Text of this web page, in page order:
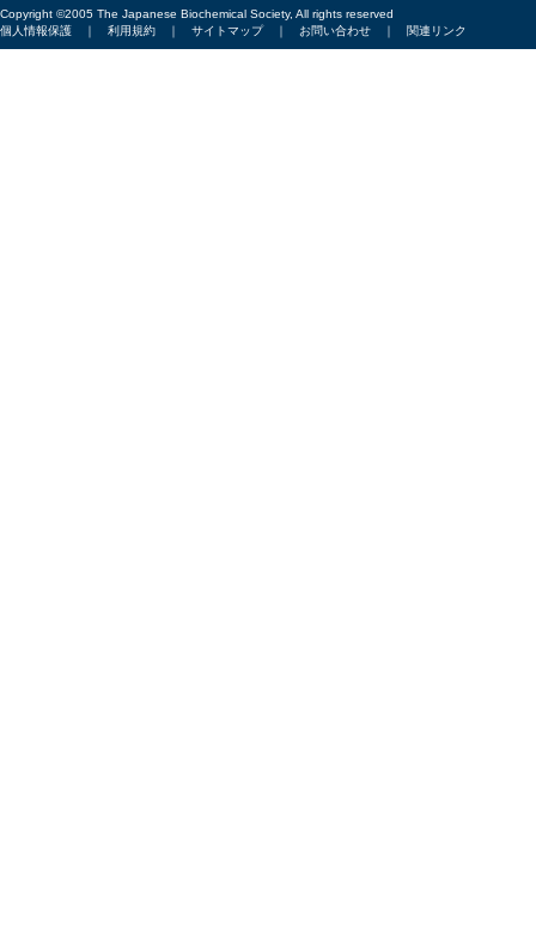
Copyright ©2005 The Japanese Biochemical Society, All rights reserved
個人情報保護 ｜ 利用規約 ｜ サイトマップ｜ お問い合わせ ｜ 関連リンク